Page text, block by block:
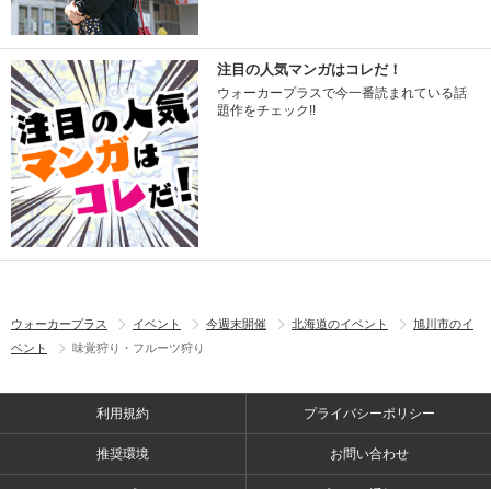
注目の人気マンガはコレだ！
ウォーカープラスで今一番読まれている話
題作をチェック!!
ウォーカープラス イベント 今週末開催 北海道のイベント
旭川市のイ
ベント
味覚狩り・フルーツ狩り
利用規約 プライバシーポリシー
推奨環境 お問い合わせ